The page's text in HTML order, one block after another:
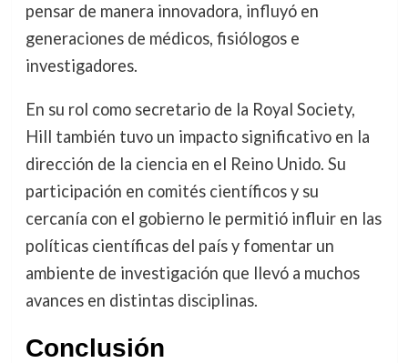
pensar de manera innovadora, influyó en
generaciones de médicos, fisiólogos e
investigadores.
En su rol como secretario de la Royal Society,
Hill también tuvo un impacto significativo en la
dirección de la ciencia en el Reino Unido. Su
participación en comités científicos y su
cercanía con el gobierno le permitió influir en las
políticas científicas del país y fomentar un
ambiente de investigación que llevó a muchos
avances en distintas disciplinas.
Conclusión